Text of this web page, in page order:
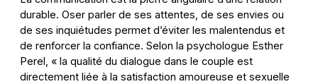
durable. Oser parler de ses attentes, de ses envies ou
de ses inquiétudes permet d’éviter les malentendus et
de renforcer la confiance. Selon la psychologue Esther
Perel, « la qualité du dialogue dans le couple est
directement liée à la satisfaction amoureuse et sexuelle